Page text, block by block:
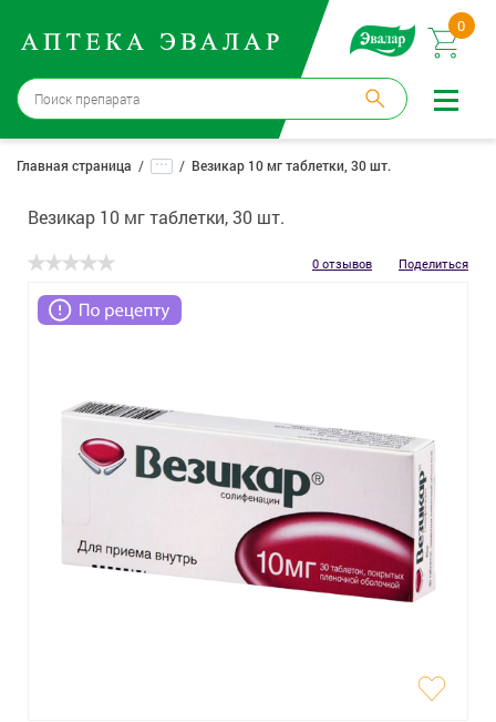
0
Бийск→ 15 аптек
Войти |
Регистрация
Доставка и оплата
Способ получения:
Лекарства
Косметика
Изделия медицинского назначения
Главная страница ... Везикар 10 мг таблетки, 30 шт.
Везикар 10 мг таблетки, 30 шт.
0 отзывов Поделиться